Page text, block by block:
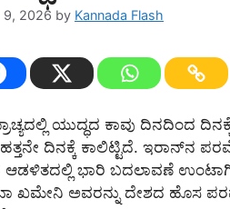
9, 2026 by Kannada Flash
ಯುದ್ಧದ ಕಾವು ದಿನದಿಂದ
ಹತ್ತನೇ ದಿನಕ್ಕೆ ಕಾಲಿಟ್ಟಿದೆ. ಇರಾನ್‌ನ
ಆಡಳಿತದಲ್ಲಿ ಭಾರಿ ಬದಲಾವಣೆ
ಖಮೇನಿ ಅವರನ್ನು ದೇಶದ ಹೊಸ